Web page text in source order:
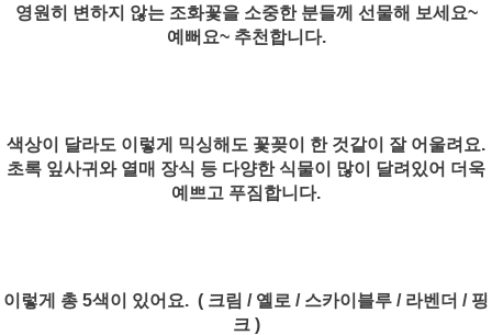
영원히 변하지 않는 조화꽃을 소중한 분들께 선물해 보세요~
예뻐요~ 추천합니다.
색상이 달라도 이렇게 믹싱해도 꽃꽂이 한 것같이 잘 어울려요.
초록 잎사귀와 열매 장식 등 다양한 식물이 많이 달려있어 더욱
예쁘고 푸짐합니다.
이렇게 총 5색이 있어요. ( 크림 / 옐로 / 스카이블루 / 라벤더 / 핑
크 )